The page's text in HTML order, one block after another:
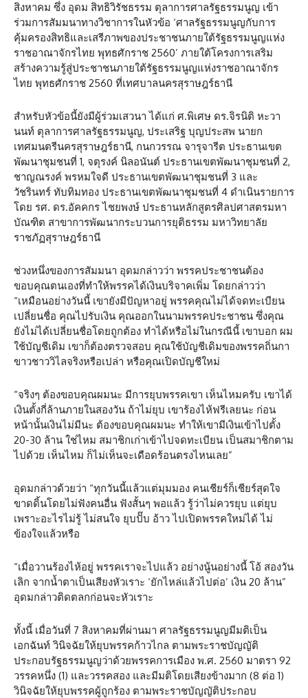
สิงหาคม ซึ่ง อุดม สิทธิวิรัชธรรม ตุลาการศาลรัฐธรรมนูญ เข้า
ร่วมการสัมมนาทางวิชาการในหัวข้อ ‘ศาลรัฐธรรมนูญกับการ
คุ้มครองสิทธิและเสรีภาพของประชาชนภายใต้รัฐธรรมนูญแห่ง
ราชอาณาจักรไทย พุทธศักราช 2560’ ภายใต้โครงการเสริม
สร้างความรู้สู่ประชาชนภายใต้รัฐธรรมนูญแห่งราชอาณาจักร
ไทย พุทธศักราช 2560 ที่เทศบาลนครสุราษฎร์ธานี
สำหรับหัวข้อนี้ยังมีผู้ร่วมเสวนา ได้แก่ ศ.พิเศษ ดร.จิรนิติ หะวา
นนท์ ตุลาการศาลรัฐธรรมนูญ, ประเสริฐ บุญประสพ นายก
เทศมนตรีนครสุราษฎร์ธานี, กนกวรรณ จารุจารีต ประธานเขต
พัฒนาชุมชนที่ 1, จตุรงค์ นิลอนันต์ ประธานเขตพัฒนาชุมชนที่ 2,
ชาญณรงค์ พรหมใจดี ประธานเขตพัฒนาชุมชนที่ 3 และ
วัชรินทร์ ทับทิมทอง ประธานเขตพัฒนาชุมชนที่ 4 ดำเนินรายการ
โดย รศ. ดร.อัคคกร ไชยพงษ์ ประธานหลักสูตรศิลปศาสตรมหา
บัณฑิต สาขาการพัฒนากระบวนการยุติธรรม มหาวิทยาลัย
ราชภัฏสุราษฎร์ธานี
ช่วงหนึ่งของการสัมมนา อุดมกล่าวว่า พรรคประชาชนต้อง
ขอบคุณตนเองที่ทำให้พรรคได้เงินบริจาคเพิ่ม โดยกล่าวว่า
“เหมือนอย่างวันนี้ เขายังมีปัญหาอยู่ พรรคคุณไม่ได้จดทะเบียน
เปลี่ยนชื่อ คุณไปรับเงิน คุณออกในนามพรรคประชาชน ซึ่งคุณ
ยังไม่ได้เปลี่ยนชื่อโดยถูกต้อง ทำได้หรือไม่ในกรณีนี้ เขาบอก ผม
ใช้บัญชีเดิม เขาก็ต้องตรวจสอบ คุณใช้บัญชีเดิมของพรรคถิ่นกา
ขาวชาววิไลจริงหรือเปล่า หรือคุณเปิดบัญชีใหม่
“จริงๆ ต้องขอบคุณผมนะ มีการยุบพรรคเขา เห็นไหมครับ เขาได้
เงินตั้งกี่ล้านภายในสองวัน ถ้าไม่ยุบ เขาร้องไห้ฟรีเลยนะ ก่อน
หน้านั้นเงินไม่มีนะ ต้องขอบคุณผมนะ ทำให้เขามีเงินเข้าไปตั้ง
20-30 ล้าน ใช่ไหม สมาชิกเก่าเข้าไปจดทะเบียน เป็นสมาชิกตาม
ไปด้วย เห็นไหม ก็ไม่เห็นจะเดือดร้อนตรงไหนเลย”
อุดมกล่าวด้วยว่า “ทุกวันนี้แล้วแต่มุมมอง คนเชียร์ก็เชียร์สุดใจ
ขาดดิ้นโดยไม่ฟังคนอื่น ฟังสั้นๆ พอแล้ว รู้ว่าไม่ควรยุบ แต่ยุบ
เพราะอะไรไม่รู้ ไม่สนใจ ยุบปั๊บ อ้าว ไปเปิดพรรคใหม่ได้ ไม่
ข้องใจแล้วหรือ
“เมื่อวานร้องไห้อยู่ พรรคเราจะไปแล้ว อย่างนู้นอย่างนี้ โอ้ สองวัน
เลิก จากน้ำตาเป็นเสียงหัวเราะ ‘ยักไหล่แล้วไปต่อ’ เงิน 20 ล้าน”
อุดมกล่าวติดตลกก่อนจะหัวเราะ
ทั้งนี้ เมื่อวันที่ 7 สิงหาคมที่ผ่านมา ศาลรัฐธรรมนูญมีมติเป็น
เอกฉันท์ วินิจฉัยให้ยุบพรรคก้าวไกล ตามพระราชบัญญัติ
ประกอบรัฐธรรมนูญว่าด้วยพรรคการเมือง พ.ศ. 2560 มาตรา 92
วรรคหนึ่ง (1) และวรรคสอง และมีมติโดยเสียงข้างมาก (8 ต่อ 1)
วินิจฉัยให้ยุบพรรคผู้ถูกร้อง ตามพระราชบัญญัติประกอบ